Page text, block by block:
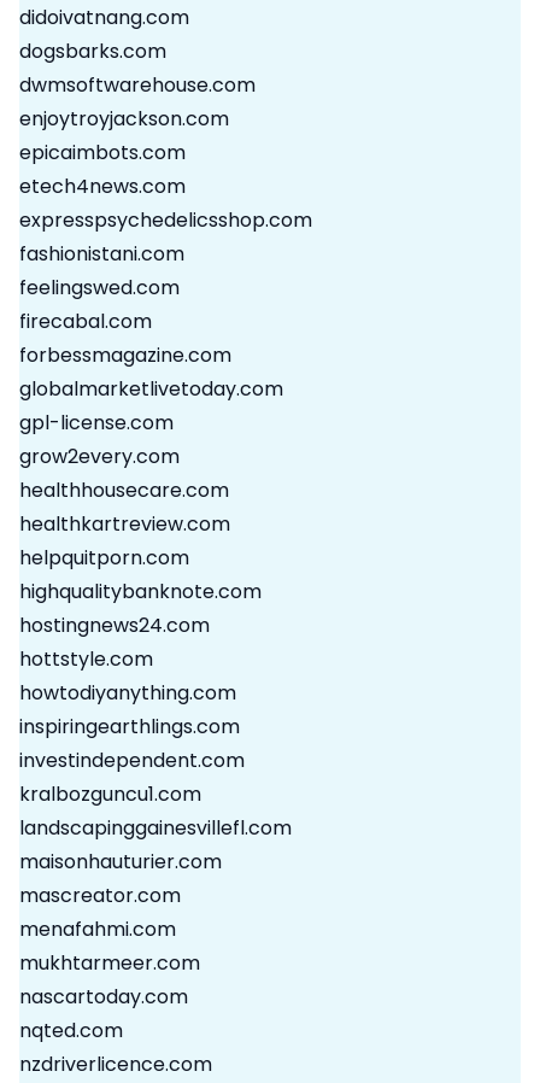
didoivatnang.com
dogsbarks.com
dwmsoftwarehouse.com
enjoytroyjackson.com
epicaimbots.com
etech4news.com
expresspsychedelicsshop.com
fashionistani.com
feelingswed.com
firecabal.com
forbessmagazine.com
globalmarketlivetoday.com
gpl-license.com
grow2every.com
healthhousecare.com
healthkartreview.com
helpquitporn.com
highqualitybanknote.com
hostingnews24.com
hottstyle.com
howtodiyanything.com
inspiringearthlings.com
investindependent.com
kralbozguncu1.com
landscapinggainesvillefl.com
maisonhauturier.com
mascreator.com
menafahmi.com
mukhtarmeer.com
nascartoday.com
nqted.com
nzdriverlicence.com